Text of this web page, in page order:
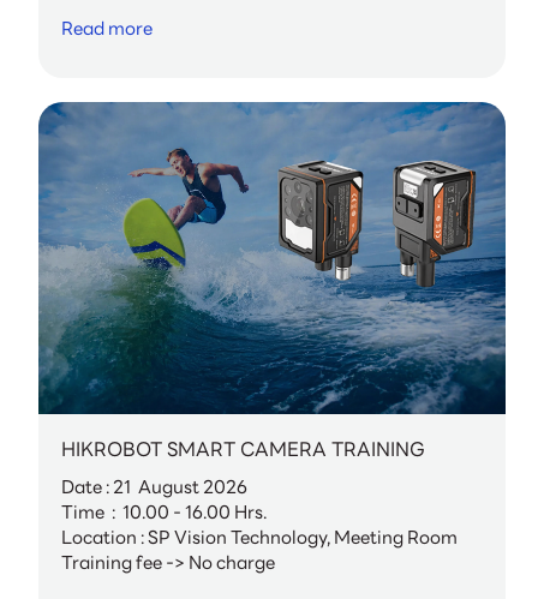
Read more
HIKROBOT SMART CAMERA TRAINING
Date : 21 August 2026
Time : 10.00 - 16.00 Hrs.
Location : SP Vision Technology, Meeting Room
Training fee -> No charge